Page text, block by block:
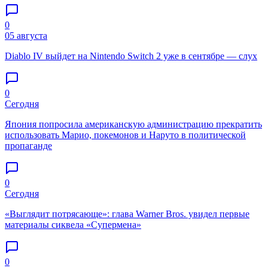
0
05 августа
Diablo IV выйдет на Nintendo Switch 2 уже в сентябре — слух
0
Сегодня
Япония попросила американскую администрацию прекратить
использовать Марио, покемонов и Наруто в политической
пропаганде
0
Сегодня
«Выглядит потрясающе»: глава Warner Bros. увидел первые
материалы сиквела «Супермена»
0